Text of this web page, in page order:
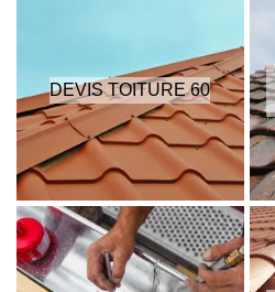
DEVIS TOITURE 60